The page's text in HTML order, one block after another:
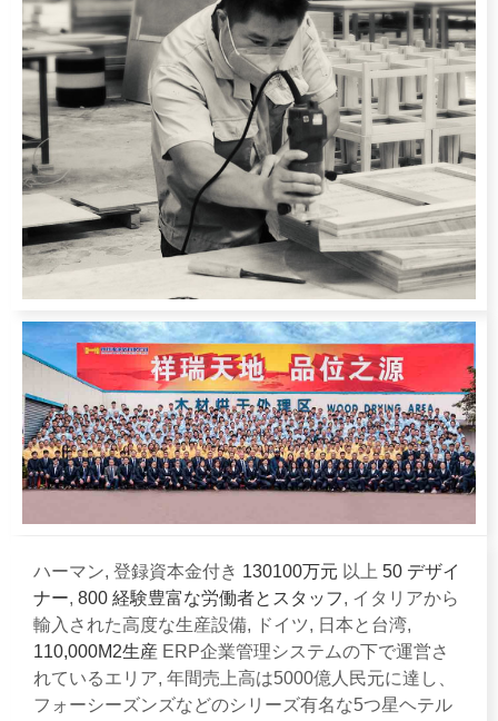
ハーマン, 登録資本金付き 130100万元 以上 50 デザイ
ナー, 800 経験豊富な労働者とスタッフ, イタリアから
輸入された高度な生産設備, ドイツ, 日本と台湾,
110,000M2生産 ERP企業管理システムの下で運営さ
れているエリア, 年間売上高は5000億人民元に達し、
フォーシーズンズなどのシリーズ有名な5つ星ヘテル